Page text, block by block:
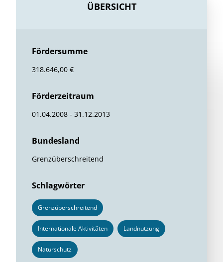
ÜBERSICHT
Fördersumme
318.646,00 €
Förderzeitraum
01.04.2008 - 31.12.2013
Bundesland
Grenzüberschreitend
Schlagwörter
Grenzüberschreitend
Internationale Aktivitäten Landnutzung
Naturschutz